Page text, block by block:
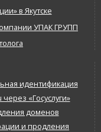
в Якутске
УПАК ГРУПП
идентификация
«Госуслуги»
доменов
и продления